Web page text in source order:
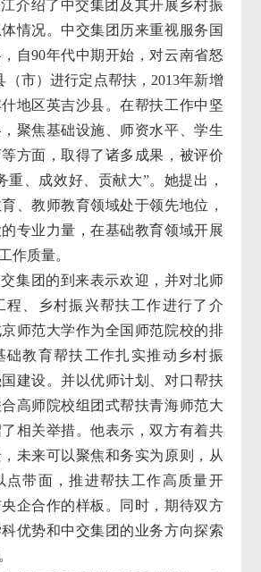
介绍了中交集团及其开展乡村振
情况。中交集团历来重视服务国
自90年代中期开始，对云南省怒
（市）进行定点帮扶，2013年新增
地区英吉沙县。在帮扶工作中坚
聚焦基础设施、师资水平、学生
方面，取得了诸多成果，被评价
重、成效好、贡献大”。她提出，
、教师教育领域处于领先地位，
专业力量，在基础教育领域开展
作质量。
集团的到来表示欢迎，并对北师
程、乡村振兴帮扶工作进行了介
师范大学作为全国师范院校的排
础教育帮扶工作扎实推动乡村振
建设。并以优师计划、对口帮扶
高师院校组团式帮扶青海师范大
相关举措。他表示，双方有着共
未来可以聚焦和务实为原则，从
点带面，推进帮扶工作高质量开
企合作的样板。同时，期待双方
优势和中交集团的业务方向探索